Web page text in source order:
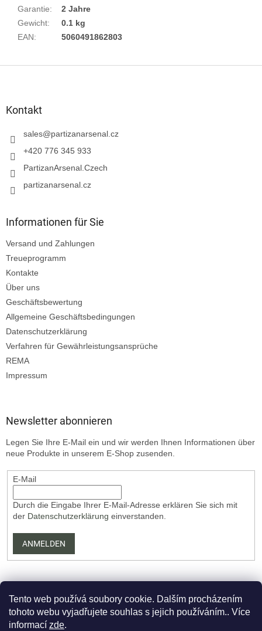
Tento web používá soubory cookie. Dalším procházením
tohoto webu vyjadřujete souhlas s jejich používáním.. Více
informací zde.
Garantie:
2 Jahre
Gewicht:
0.1 kg
EAN: 5060491862803
Kontakt
sales@partizanarsenal.cz
+420 776 345 933
PartizanArsenal.Czech
partizanarsenal.cz
Informationen für Sie
Versand und Zahlungen
Treueprogramm
Kontakte
Über uns
Geschäftsbewertung
Allgemeine Geschäftsbedingungen
Datenschutzerklärung
Verfahren für Gewährleistungsansprüche
REMA
Impressum
Newsletter abonnieren
Legen Sie Ihre E-Mail ein und wir werden Ihnen Informationen über
neue Produkte in unserem E-Shop zusenden.
E-Mail
Durch die Eingabe Ihrer E-Mail-Adresse erklären Sie sich mit
der Datenschutzerklärung einverstanden.
ANMELDEN